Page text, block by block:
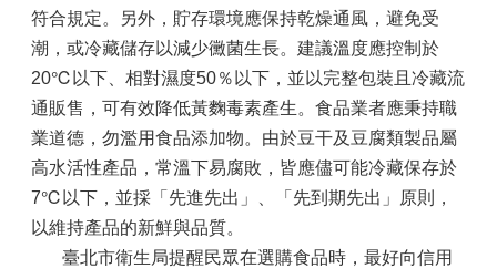
符合規定。另外，貯存環境應保持乾燥通風，避免受
潮，或冷藏儲存以減少黴菌生長。建議溫度應控制於
20℃以下、相對濕度50％以下，並以完整包裝且冷藏流
通販售，可有效降低黃麴毒素產生。食品業者應秉持職
業道德，勿濫用食品添加物。由於豆干及豆腐類製品屬
高水活性產品，常溫下易腐敗，皆應儘可能冷藏保存於
7℃以下，並採「先進先出」、「先到期先出」原則，
以維持產品的新鮮與品質。
臺北市衛生局提醒民眾在選購食品時，最好向信用